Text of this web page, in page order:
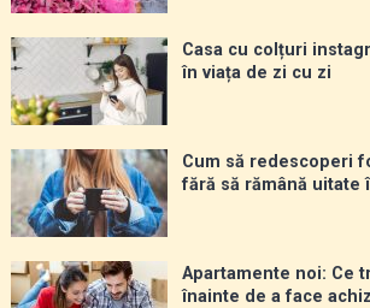
Casa cu colțuri
în viața de zi cu zi
Cum să redescoperi
fără să rămână uitate
Apartamente noi: Ce
înainte de a face